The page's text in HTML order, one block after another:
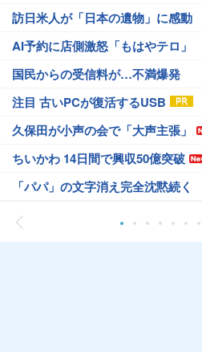
訪日米人が「日本の遺物」に感動
AI予約に店側激怒「もはやテロ」
国民からの受信料が…不満爆発
注目 古いPCが復活するUSB
久保田が小声の会で「大声主張」
ちいかわ 14日間で興収50億突破
「パパ」の文字消え完全沈黙続く